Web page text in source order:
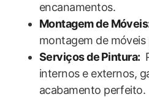
encanamentos.
Montagem‌ de
montagem​ de móveis
Serviços de⁣ Pintura:
internos e externos,
acabamento perfeito.